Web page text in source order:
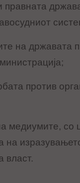
правната
на државата
против
медиумите, со
власт.